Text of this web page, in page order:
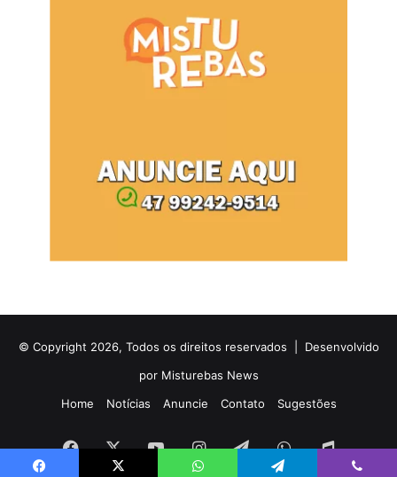
© Copyright 2026, Todos os direitos reservados | Desenvolvido
por Misturebas News
Home
Notícias Anuncie Contato Sugestões
Facebook
X YouTubeInstagramTelegramWhatsApp
Rádio